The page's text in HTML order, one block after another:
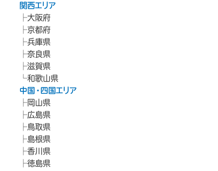
関西エリア
大阪府
京都府
兵庫県
奈良県
滋賀県
和歌山県
中国・四国エリア
岡山県
広島県
鳥取県
島根県
香川県
徳島県